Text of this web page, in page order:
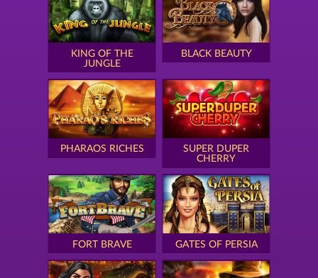
KING OF THE
JUNGLE
BLACK BEAUTY
PHARAOS RICHES
SUPER DUPER
CHERRY
FORT BRAVE GATES OF PERSIA